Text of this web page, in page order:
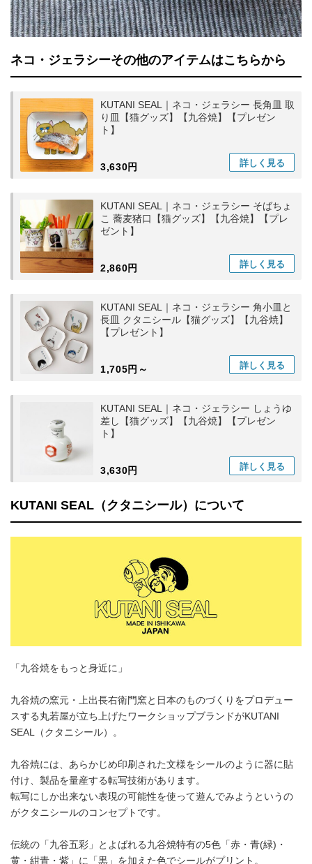
ネコ・ジェラシーその他のアイテムはこちらから
KUTANI SEAL｜ネコ・ジェラシー 長角皿 取
り皿【猫グッズ】【九谷焼】【プレゼン
ト】
3,630円 詳しく 見る
KUTANI SEAL｜ネコ・ジェラシー そばちょ
こ 蕎麦猪口【猫グッズ】【九谷焼】【プレ
ゼント】
2,860円 詳しく 見る
KUTANI SEAL｜ネコ・ジェラシー 角小皿と
長皿 クタニシール【猫グッズ】【九谷焼】
【プレゼント】
1,705円～ 詳しく 見る
KUTANI SEAL｜ネコ・ジェラシー しょうゆ
差し【猫グッズ】【九谷焼】【プレゼン
ト】
3,630円 詳しく 見る
KUTANI SEAL（クタニシール）について
「九谷焼をもっと身近に」
九谷焼の窯元・上出長右衛門窯と日本のものづくりをプロデュー
スする丸若屋が立ち上げたワークショップブランドがKUTANI
SEAL（クタニシール）。
九谷焼には、あらかじめ印刷された文様をシールのように器に貼
付け、製品を量産する転写技術があります。
転写にしか出来ない表現の可能性を使って遊んでみようというの
がクタニシールのコンセプトです。
伝統の「九谷五彩」とよばれる九谷焼特有の5色「赤・青(緑)・
黄・紺青・紫」に「黒」を加えた色でシールがプリント。